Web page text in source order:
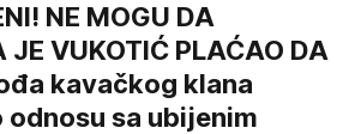
NE MOGU DA
JE VUKOTIĆ PLAĆAO DA
kavačkog klana
sa ubijenim